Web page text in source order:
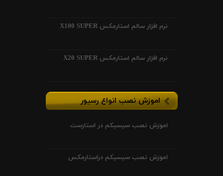
نرم افزار سالم استارمکس X100 SUPER
نرم افزار سالم استارمکس X20 SUPER
اموزش نصب انواع رسیور
اموزش نصب سیسیکم در استارست
اموزش نصب سیسیکم دراستارمکس